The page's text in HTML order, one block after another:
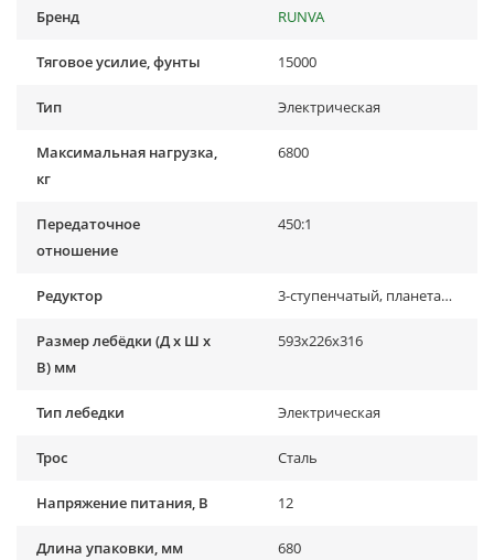
Бренд RUNVA
Тяговое усилие, фунты 15000
Тип Электрическая
Максимальная нагрузка,
кг
6800
Передаточное
отношение
450:1
Редуктор 3-ступенчатый, планетарный
Размер лебёдки (Д х Ш х
В) мм
593x226x316
Тип лебедки Электрическая
Трос Сталь
Напряжение питания, В 12
Длина упаковки, мм 680